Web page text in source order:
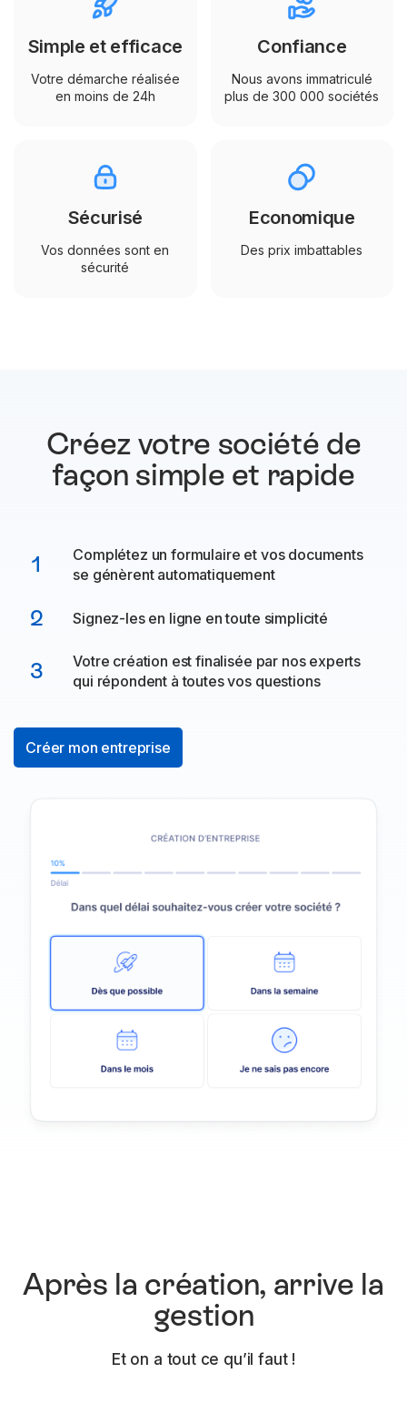
Simple et efficace
Votre démarche réalisée
en moins de 24h
Confiance
Nous avons immatriculé
plus de 300 000 sociétés
Sécurisé
Vos données sont en
sécurité
Economique
Des prix imbattables
Créez votre société de
façon simple et rapide
1
Complétez un formulaire et vos documents
se génèrent automatiquement
2 Signez-les en ligne en toute simplicité
3
Votre création est finalisée par nos experts
qui répondent à toutes vos questions
Créer mon entreprise
Après la création, arrive la
gestion
Et on a tout ce qu’il faut !